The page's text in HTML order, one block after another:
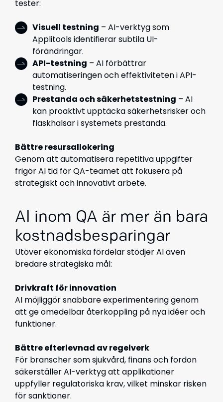
tester:
Visuell testning – AI-verktyg som
Applitools identifierar subtila UI-
förändringar.
API-testning – AI förbättrar
automatiseringen och effektiviteten i API-
testning.
Prestanda och säkerhetstestning – AI
kan proaktivt upptäcka säkerhetsrisker och
flaskhalsar i systemets prestanda.
Bättre resursallokering
Genom att automatisera repetitiva uppgifter
frigör AI tid för QA-teamet att fokusera på
strategiskt och innovativt arbete.
AI inom QA är mer än bara
kostnadsbesparingar
Utöver ekonomiska fördelar stödjer AI även
bredare strategiska mål:
Drivkraft för innovation
AI möjliggör snabbare experimentering genom
att ge omedelbar återkoppling på nya idéer och
funktioner.
Bättre efterlevnad av regelverk
För branscher som sjukvård, finans och fordon
säkerställer AI-verktyg att applikationer
uppfyller regulatoriska krav, vilket minskar risken
för sanktioner.